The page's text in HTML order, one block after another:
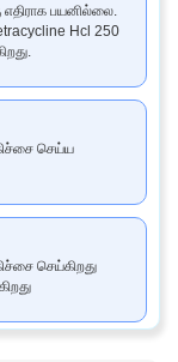
பயனில்லை.
Hcl 250
செய்ய
செய்கிறது